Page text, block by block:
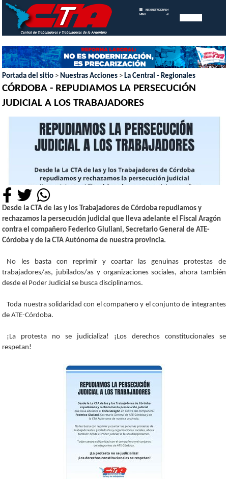
MENU
INICIOINSTITUCIONAL MEMORIAS
ANUALES
Portada del sitio > Nuestras Acciones > La Central - Regionales
CÓRDOBA - REPUDIAMOS LA PERSECUCIÓN
JUDICIAL A LOS TRABAJADORES
Desde la CTA de las y los Trabajadores de Córdoba repudiamos y
rechazamos la persecución judicial que lleva adelante el Fiscal Aragón
contra el compañero Federico Giuliani, Secretario General de ATE-
Córdoba y de la CTA Autónoma de nuestra provincia.
No les basta con reprimir y coartar las genuinas protestas de
trabajadores/as, jubilados/as y organizaciones sociales, ahora también
desde el Poder Judicial se busca disciplinarnos.
Toda nuestra solidaridad con el compañero y el conjunto de integrantes
de ATE-Córdoba.
¡La protesta no se judicializa! ¡Los derechos constitucionales se
respetan!